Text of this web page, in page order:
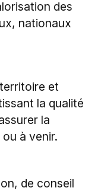
des
nationaux
et
la qualité
la
à venir.
de conseil